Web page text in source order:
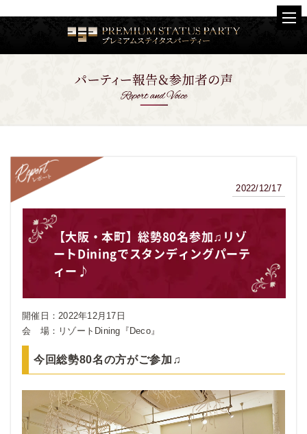
レポート
2022/12/17
【大阪・本町】総勢80名参加♫リゾ
ートDiningでスタンディングパーテ
ィー♪
開催日：2022年12月17日
会 場： リゾートDining『Deco』
今回総勢80名の方がご参加♫